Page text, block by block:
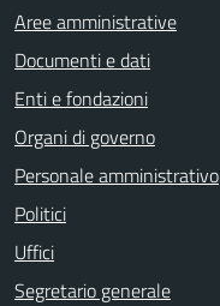
Aree amministrative
Documenti e dati
Enti e fondazioni
Organi di governo
Personale amministrativo
Politici
Uffici
Segretario generale